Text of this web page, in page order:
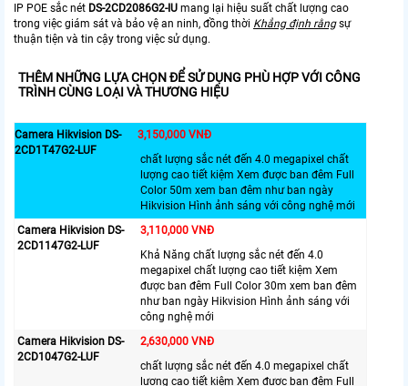
IP POE sắc nét DS-2CD2086G2-IU mang lại hiệu suất chất lượng cao
trong việc giám sát và bảo vệ an ninh, đồng thời Khẳng định rằngsự
thuận tiện và tin cậy trong việc sử dụng.
THÊM NHỮNG LỰA CHỌN ĐỂ SỬ DỤNG PHÙ HỢP VỚI CÔNG
TRÌNH CÙNG LOẠI VÀ THƯƠNG HIỆU
Camera Hikvision DS-
2CD1T47G2-LUF
3,150,000 VNĐ
chất lượng sắc nét đến 4.0 megapixel chất
lượng cao tiết kiệm Xem được ban đêm Full
Color 50m xem ban đêm như ban ngày
Hikvision Hình ảnh sáng với công nghệ mới
Camera Hikvision DS-
2CD1147G2-LUF
3,110,000 VNĐ
Khả Năng chất lượng sắc nét đến 4.0
megapixel chất lượng cao tiết kiệm Xem
được ban đêm Full Color 30m xem ban đêm
như ban ngày Hikvision Hình ảnh sáng với
công nghệ mới
Camera Hikvision DS-
2CD1047G2-LUF
2,630,000 VNĐ
chất lượng sắc nét đến 4.0 megapixel chất
lượng cao tiết kiệm Xem được ban đêm Full